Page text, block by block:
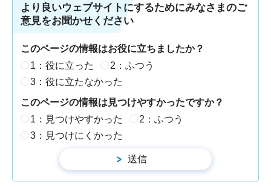
より良いウェブサイトにするためにみなさまのご
意見をお聞かせください
このページの情報はお役に立ちましたか？
1：役に立った
2：ふつう
3：役に立たなかった
このページの情報は見つけやすかったですか？
1：見つけやすかった
2：ふつう
3：見つけにくかった